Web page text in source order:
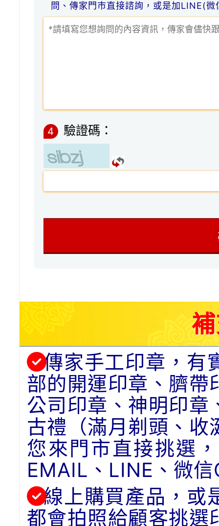
問、傳家門市直接諮詢，或是加LINE(微
4 驗證碼：
傳家手工印章，有
部的開運印章、臍帶
公司印章、神明印章
古禮（滿月剃頭、收
您來門市直接挑選
EMAIL、LINE、微
線上購買產品，或
都會拍照給顧客挑選